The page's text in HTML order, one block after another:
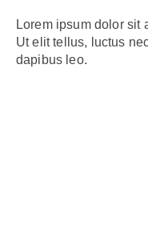
Lorem ipsum dolor sit
Ut elit tellus, luctus
dapibus leo.